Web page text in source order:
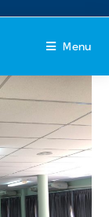
Menu